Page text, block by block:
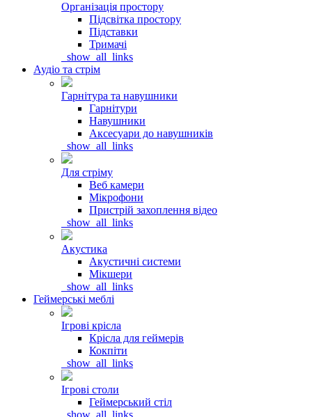
Організація простору
Підсвітка простору
Підставки
Тримачі
_show_all_links
Аудіо та стрім
Гарнітура та навушники
Гарнітури
Навушники
Аксесуари до навушників
_show_all_links
Для стріму
Веб камери
Мікрофони
Пристрій захоплення відео
_show_all_links
Акустика
Акустичні системи
Мікшери
_show_all_links
Геймерські меблі
Ігрові крісла
Крісла для геймерів
Кокпіти
_show_all_links
Ігрові столи
Геймерський стіл